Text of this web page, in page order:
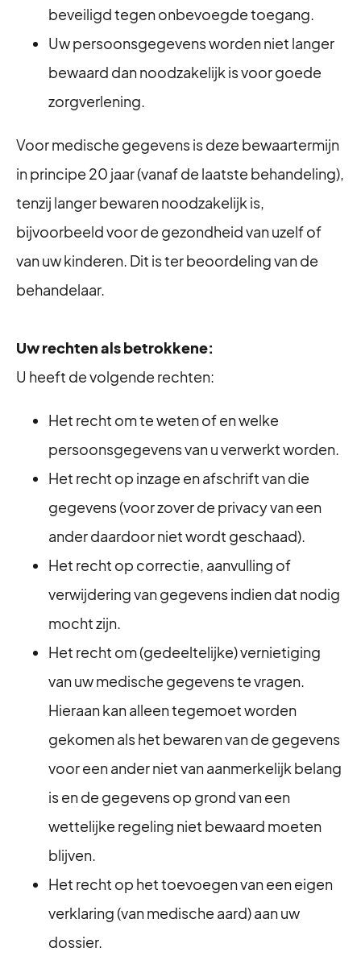
beveiligd tegen onbevoegde toegang.
⁠Uw persoonsgegevens worden niet langer
bewaard dan noodzakelijk is voor goede
zorgverlening.
Voor medische gegevens is deze bewaartermijn
in principe 20 jaar (vanaf de laatste behandeling),
tenzij langer bewaren noodzakelijk is,
bijvoorbeeld voor de gezondheid van uzelf of
van uw kinderen. Dit is ter beoordeling van de
behandelaar.
Uw rechten als betrokkene:
U heeft de volgende rechten:
⁠Het recht om te weten of en welke
persoonsgegevens van u verwerkt worden.
Het recht op inzage en afschrift van die
gegevens (voor zover de privacy van een
ander daardoor niet wordt geschaad).
⁠Het recht op correctie, aanvulling of
verwijdering van gegevens indien dat nodig
mocht zijn.
Het recht om (gedeeltelijke) vernietiging
van uw medische gegevens te vragen.
Hieraan kan alleen tegemoet worden
gekomen als het bewaren van de gegevens
voor een ander niet van aanmerkelijk belang
is en de gegevens op grond van een
wettelijke regeling niet bewaard moeten
blijven.
Het recht op het toevoegen van een eigen
verklaring (van medische aard) aan uw
dossier.